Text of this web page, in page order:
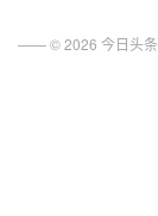
—— ©2026 今日头条